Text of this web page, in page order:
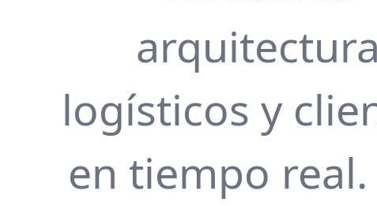
logísticos y
en tiempo